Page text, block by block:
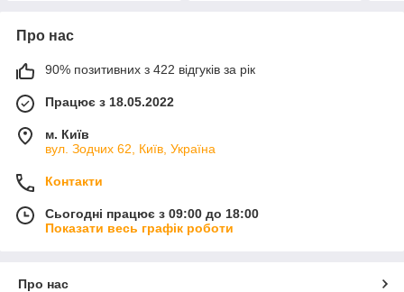
Про нас
90% позитивних з 422 відгуків за рік
Працює з 18.05.2022
м. Київ
вул. Зодчих 62, Київ, Україна
Контакти
Сьогодні працює з 09:00 до 18:00
Показати весь графік роботи
Про нас